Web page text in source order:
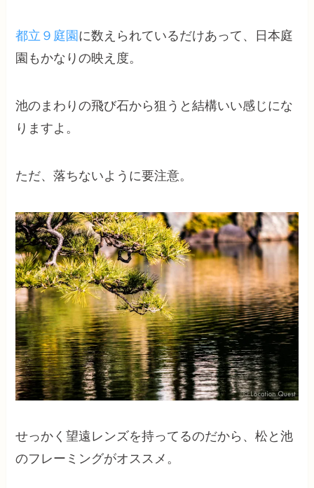
都立９庭園 に数えられているだけあって、日本庭
園もかなりの映え度。
池のまわりの飛び石から狙うと結構いい感じにな
りますよ。
ただ、落ちないように要注意。
せっかく望遠レンズを持ってるのだから、松と池
のフレーミングがオススメ。